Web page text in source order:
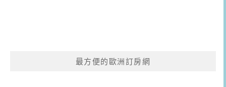
最方便的歐洲訂房網